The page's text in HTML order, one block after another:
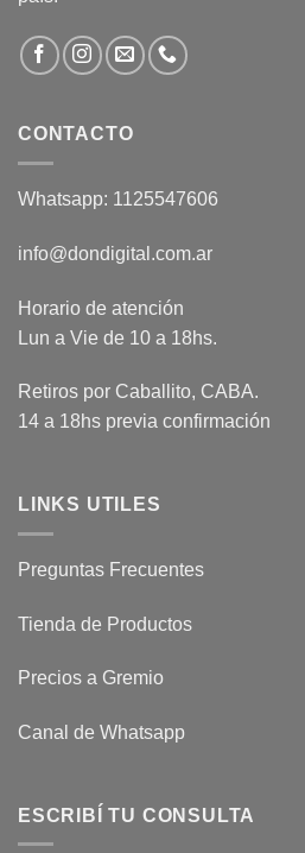
CONTACTO
Whatsapp: 1125547606
info@dondigital.com.ar
Horario de atención
Lun a Vie de 10 a 18hs.
Retiros por Caballito, CABA.
14 a 18hs previa confirmación
LINKS UTILES
Preguntas Frecuentes
Tienda de Productos
Precios a Gremio
Canal de Whatsapp
ESCRIBÍ TU CONSULTA